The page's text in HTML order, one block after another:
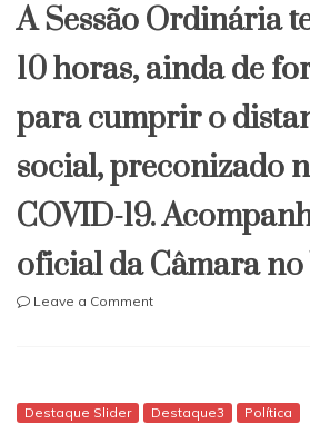
A Sessão Ordinária
10 horas, ainda de
para cumprir o
social, preconizado
COVID-19.
oficial da Câmara no
Leave a Commenton
sessão
Destaque Slider Destaque3 Política